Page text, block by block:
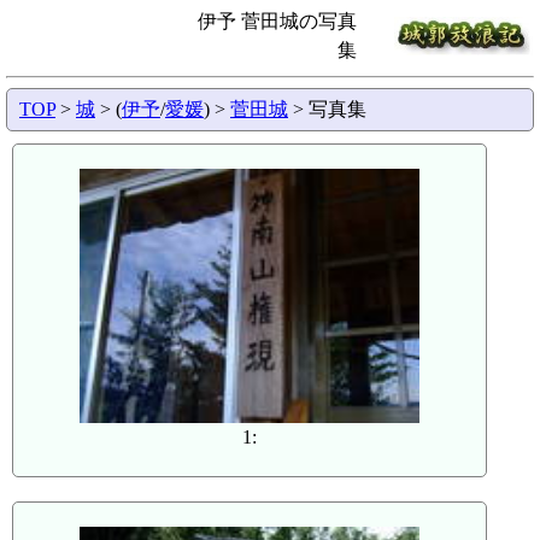
伊予 菅田城の写真
集
TOP> 城 > (伊予/愛媛) > 菅田城 > 写真集
1: